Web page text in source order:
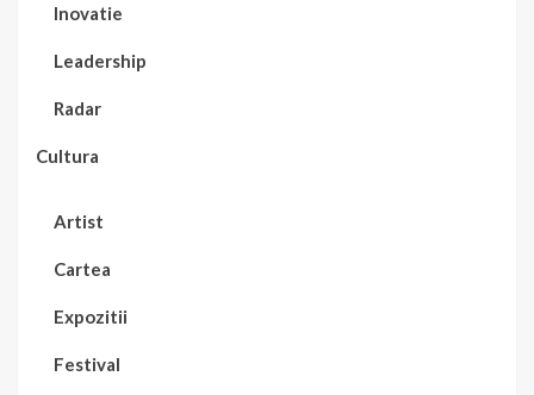
Inovatie
Leadership
Radar
Cultura
Artist
Cartea
Expozitii
Festival